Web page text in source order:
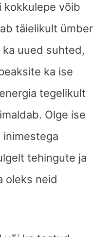
kokkulepe võib
täielikult ümber
uued suhted,
ka ise
tegelikult
Olge ise
inimestega
tehingute ja
oleks neid